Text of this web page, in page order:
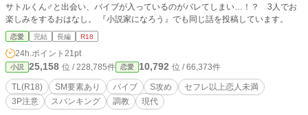
サトルくん♂と出会い、バイブが入っているのがバレてしまい…！？ 3人でお
楽しみをするおはなし。 『小説家になろう』でも同じ話を投稿しています。
恋愛 完結 長編 R18
24h.ポイント 21pt
小説 25,158 位 / 228,785件 恋愛 10,792 位 / 66,373件
TL(R18) SM要素あり バイブ S攻め
セフレ以上恋人未満
3P注意
スパンキング 調教 現代